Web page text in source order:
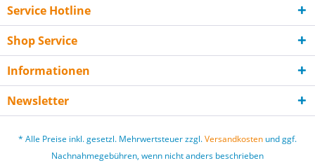
Service Hotline
Shop Service
Informationen
Newsletter
* Alle Preise inkl. gesetzl. Mehrwertsteuer zzgl.Versandkosten und ggf.
Nachnahmegebühren, wenn nicht anders beschrieben